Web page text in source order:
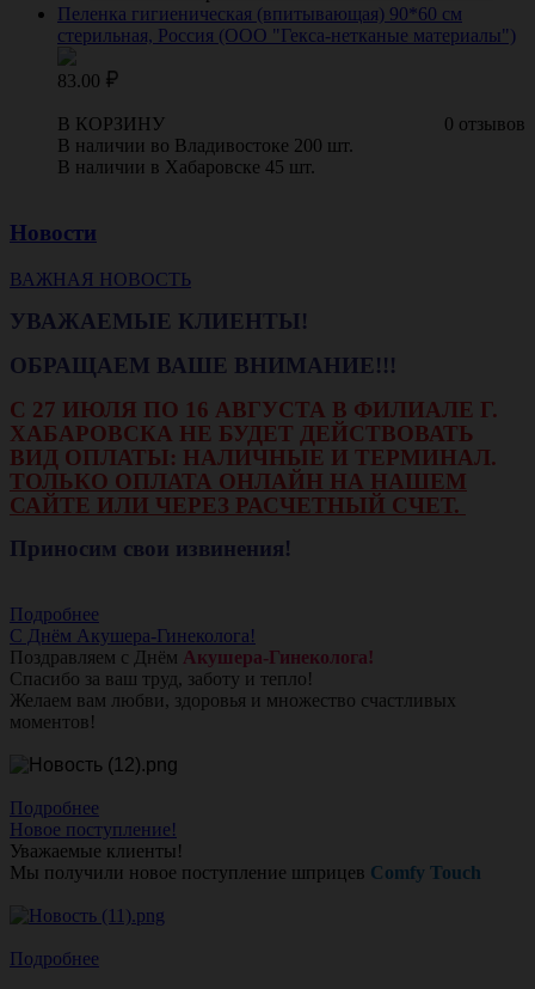
Пеленка гигиеническая (впитывающая) 90*60 см
стерильная, Россия (ООО "Гекса-нетканые материалы")
83.00
0 отзывов
В КОРЗИНУ
В наличии во Владивостоке 200 шт.
В наличии в Хабаровске 45 шт.
Новости
ВАЖНАЯ НОВОСТЬ
УВАЖАЕМЫЕ КЛИЕНТЫ!
ОБРАЩАЕМ ВАШЕ ВНИМАНИЕ!!!
С 27 ИЮЛЯ ПО 16 АВГУСТА В ФИЛИАЛЕ Г.
ХАБАРОВСКА НЕ БУДЕТ ДЕЙСТВОВАТЬ
ВИД ОПЛАТЫ: НАЛИЧНЫЕ И ТЕРМИНАЛ.
ТОЛЬКО ОПЛАТА ОНЛАЙН НА НАШЕМ
САЙТЕ ИЛИ ЧЕРЕЗ РАСЧЕТНЫЙ СЧЕТ.
Приносим свои извинения!
Подробнее
С Днём Акушера-Гинеколога!
Поздравляем с Днём Акушера-Гинеколога!
Спасибо за ваш труд, заботу и тепло!
Желаем вам любви, здоровья и множество счастливых
моментов!
Подробнее
Новое поступление!
Уважаемые клиенты!
Мы получили новое поступление шприцев Comfy Touch
Подробнее